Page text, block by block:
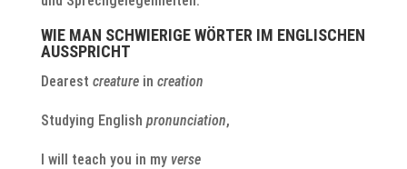
WIE MAN SCHWIERIGE WÖRTER IM ENGLISCHEN
AUSSPRICHT
Dearest creature in creation
Studying English pronunciation,
I will teach you in my verse